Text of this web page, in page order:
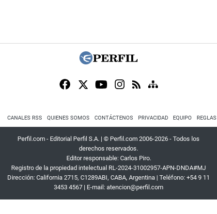
CANALES RSS QUIENES SOMOS CONTÁCTENOS PRIVACIDAD EQUIPO
Perfil.com - Editorial Perfil S.A. | © Perfil.com 2006-2026 - Todos los
derechos reservados.
Editor responsable: Carlos Piro.
Registro de la propiedad intelectual RL-2024-31002957-APN-DNDA#MJ
Dirección: California 2715, C1289ABI, CABA, Argentina | Teléfono: +54 9 11
3453 4567 | E-mail: atencion@perfil.com